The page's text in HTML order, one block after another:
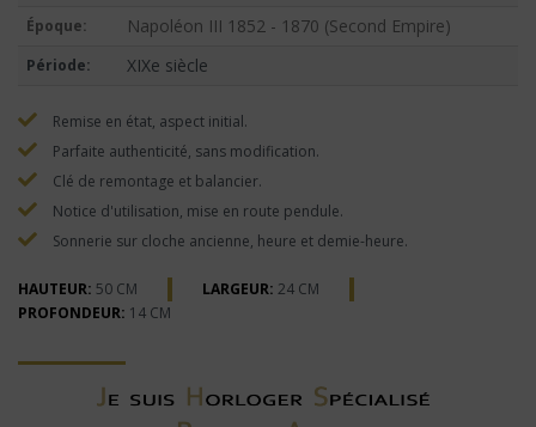
Époque: Napoléon III 1852 - 1870 (Second Empire)
Période: XIXe siècle
Remise en état, aspect initial.
Parfaite authenticité, sans modification.
Clé de remontage et balancier.
Notice d'utilisation, mise en route pendule.
Sonnerie sur cloche ancienne, heure et demie-heure.
HAUTEUR: 50 CM LARGEUR: 24 CM
PROFONDEUR: 14 CM